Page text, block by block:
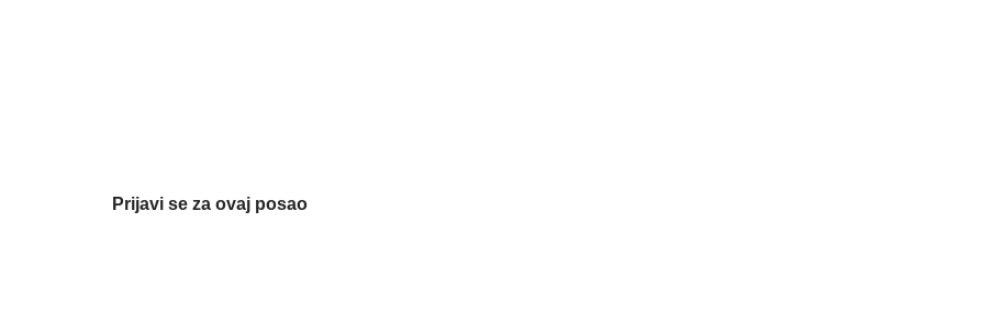
Prijavi se za ovaj posao